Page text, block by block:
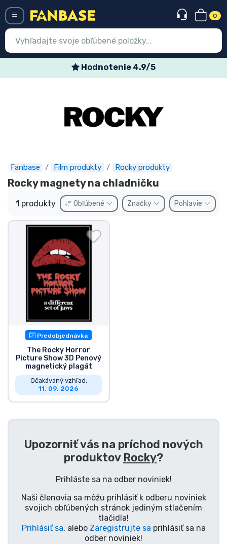
0
Hodnotenie 4.9/5
Fanbase Film produkty Rocky produkty
Rocky magnety na chladničku
1 produkty Obľúbené Značky Pohlavie
Predobjednávka
The Rocky Horror
Picture Show 3D Penový
magnetický plagát
Očakávaný vzhľad:
11. 09. 2026
Upozorniť vás na príchod nových
produktov Rocky?
Prihláste sa na odber noviniek!
Naši členovia sa môžu prihlásiť k odberu noviniek
svojich obľúbených stránok jediným stlačením
tlačidla!
Prihlásiť sa, alebo Zaregistrujte sa prihlásiť sa na
odber noviniek!
Expresná preprava
Predobjednávky
Outlet produkty
Preprava a platba
Zoradiť podľa série
Zoradiť podľa filmov
Zoradiť podľa karikatúry
Zoradiť podľa Anime
Zoradiť podľa hier
Zoradiť podľa športu
Značky